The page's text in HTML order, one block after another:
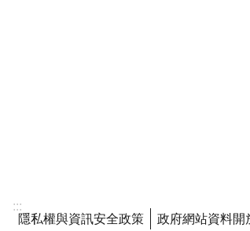
:::
隱私權與資訊安全政策
政府網站資料開